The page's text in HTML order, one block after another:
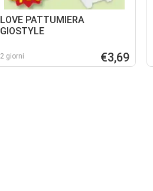
LOVE PATTUMIERA
GIOSTYLE
2 giorni €3,69